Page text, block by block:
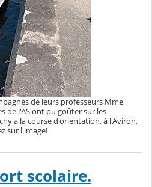
de leurs professeurs Mme
de l'AS ont pu goûter sur les
à la course d'orientation, à l'Aviron,
sur l'image!
scolaire.